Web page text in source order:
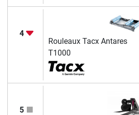
4
Rouleaux Tacx Antares
T1000
5